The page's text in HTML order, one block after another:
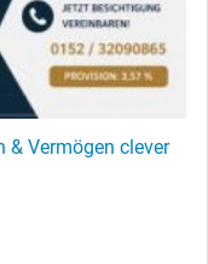
& Vermögen clever